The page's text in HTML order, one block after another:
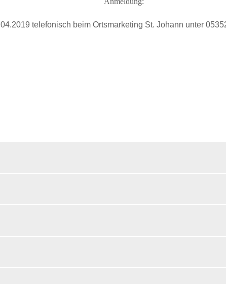
telefonisch beim Ortsmarketing St. Johann unter